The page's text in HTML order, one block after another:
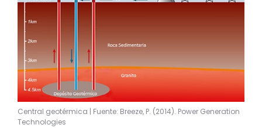
Central geotérmica | Fuente: Breeze, P. (2014). Power Generation
Technologies